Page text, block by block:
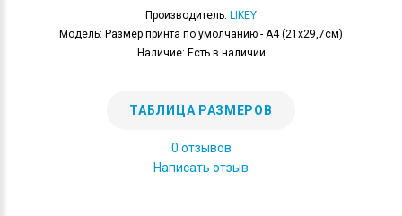
Производитель: LIKEY
Модель: Размер принта по умолчанию - А4 (21x29,7см)
Наличие: Есть в наличии
ТАБЛИЦА РАЗМЕРОВ
0 отзывов
Написать отзыв